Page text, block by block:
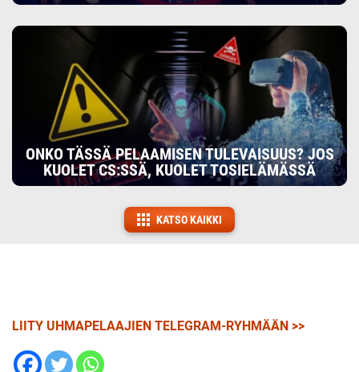
ONKO TÄSSÄ PELAAMISEN TULEVAISUUS? JOS
KUOLET CS:SSÄ, KUOLET TOSIELÄMÄSSÄ
KATSO KAIKKI
LIITY UHMAPELAAJIEN TELEGRAM-RYHMÄÄN >>